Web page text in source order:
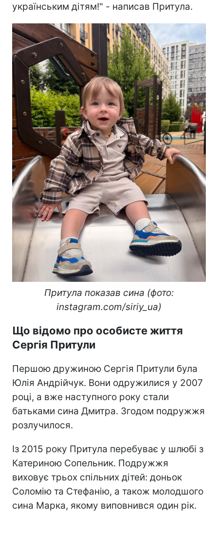
українським дітям!" - написав Притула.
Притула показав сина (фото:
instagram.com/siriy_ua)
Що відомо про особисте життя
Сергія Притули
Першою дружиною Сергія Притули була
Юлія Андрійчук. Вони одружилися у 2007
році, а вже наступного року стали
батьками сина Дмитра. Згодом подружжя
розлучилося.
Із 2015 року Притула перебуває у шлюбі з
Катериною Сопельник. Подружжя
виховує трьох спільних дітей: доньок
Соломію та Стефанію, а також молодшого
сина Марка, якому виповнився один рік.